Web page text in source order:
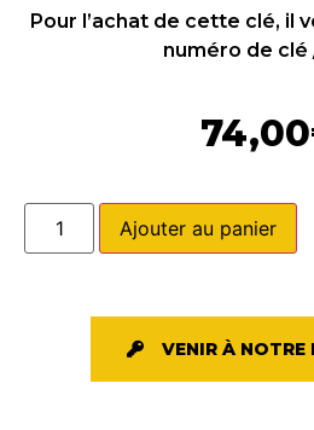
Pour l’achat de cette clé, il
numéro de clé
74,00
Ajouter au panier
VENIR À NOTRE